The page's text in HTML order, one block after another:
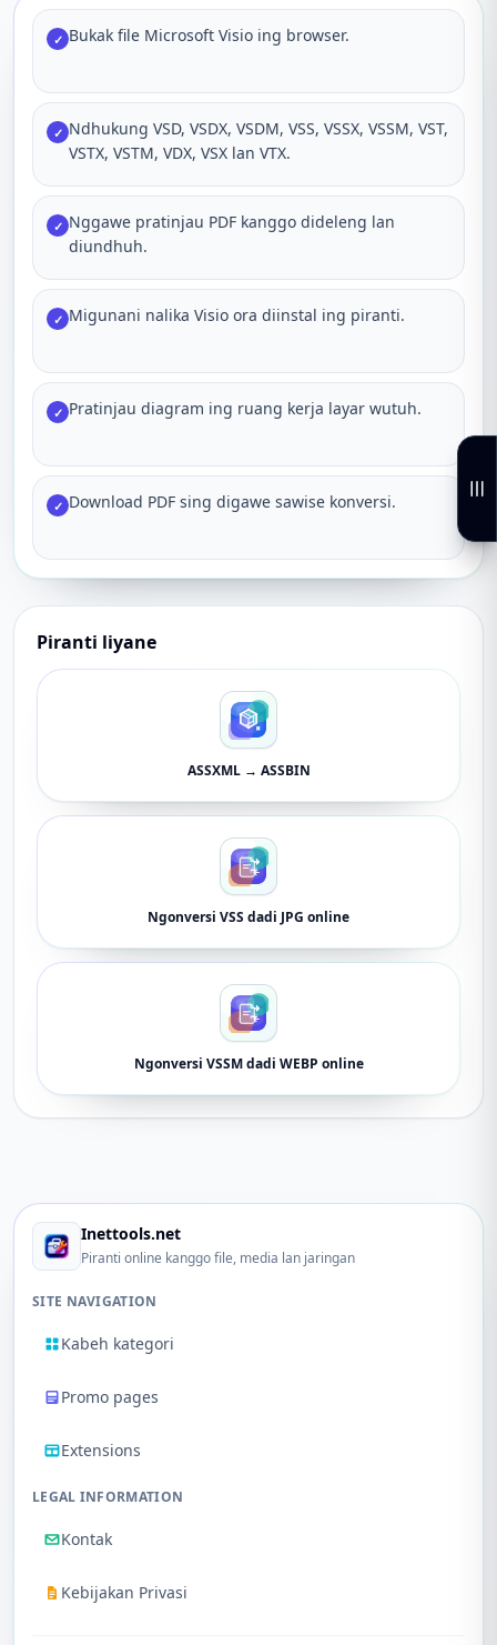
✓ Bukak file Microsoft Visio ing browser.
✓ Ndhukung VSD, VSDX, VSDM, VSS, VSSX, VSSM, VST,
VSTX, VSTM, VDX, VSX lan VTX.
✓ Nggawe pratinjau PDF kanggo dideleng lan
diundhuh.
✓ Migunani nalika Visio ora diinstal ing piranti.
✓ Pratinjau diagram ing ruang kerja layar wutuh.
✓ Download PDF sing digawe sawise konversi.
Piranti liyane
ASSXML → ASSBIN
Ngonversi VSS dadi JPG online
Ngonversi VSSM dadi WEBP online
Inettools.net
Piranti online kanggo file, media lan jaringan
SITE NAVIGATION
Kabeh kategori
Promo pages
Extensions
LEGAL INFORMATION
Kontak
Kebijakan Privasi